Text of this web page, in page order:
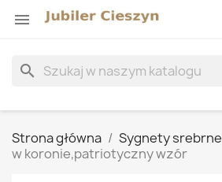

search
Strona główna Sygnety srebrne
w koronie,patriotyczny wzór